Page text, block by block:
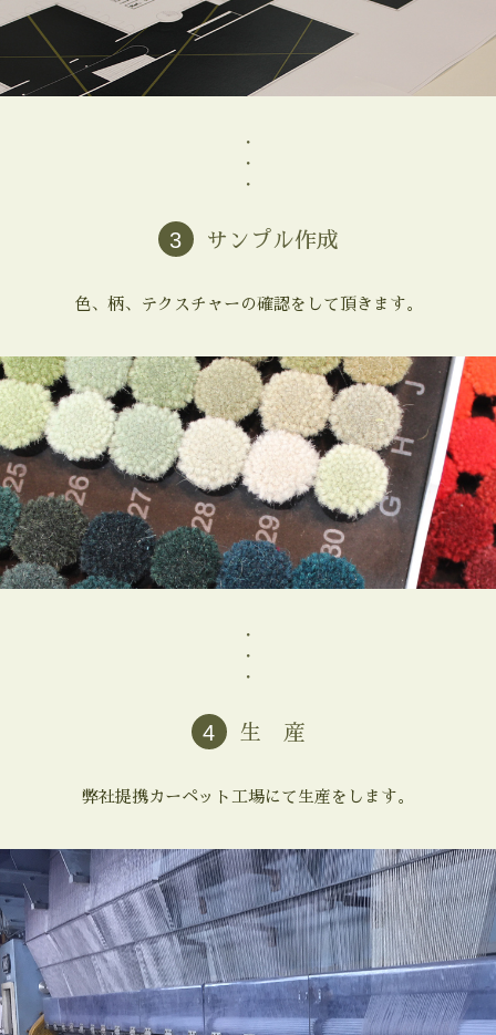
・
・
・
3 サンプル作成
色、柄、テクスチャーの確認をして頂きます。
・
・
・
4 生 産
弊社提携カーペット工場にて生産をします。